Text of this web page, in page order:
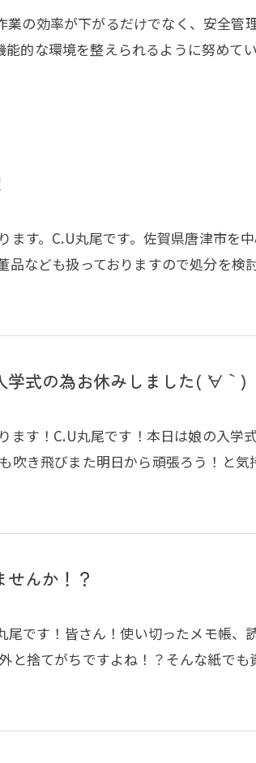
の効率が下がるだけでなく、安全管
的な環境を整えられるように努めて
ます。C.U丸尾です。佐賀県唐津市を
品なども扱っておりますので処分を
学式の為お休みしました( ´∀｀)
ます！C.U丸尾です！本日は娘の入学
吹き飛びまた明日から頑張ろう！と
んか！？
尾です！皆さん！使い切ったメモ帳、
と捨てがちですよね！？そんな紙で